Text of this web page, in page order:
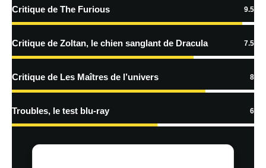
traitées
Critique de The Furious 9.5
Critique de Zoltan, le chien sanglant de Dracula 7.5
Critique de Les Maîtres de l’univers 8
Troubles, le test blu-ray 6